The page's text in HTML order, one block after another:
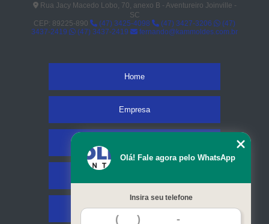
Rua Jacy Macedo Lobo, 70, anexo B - Aventureiro Joinville -
SC
CEP: 89225-890
(47) 3425-4098 (47) 3427-3206
(47)
3437-2419
(47) 3437-2419 fernando@kammoldes.com.br
Home
Empresa
Contato
Olá! Fale agora pelo WhatsApp
Insira seu telefone